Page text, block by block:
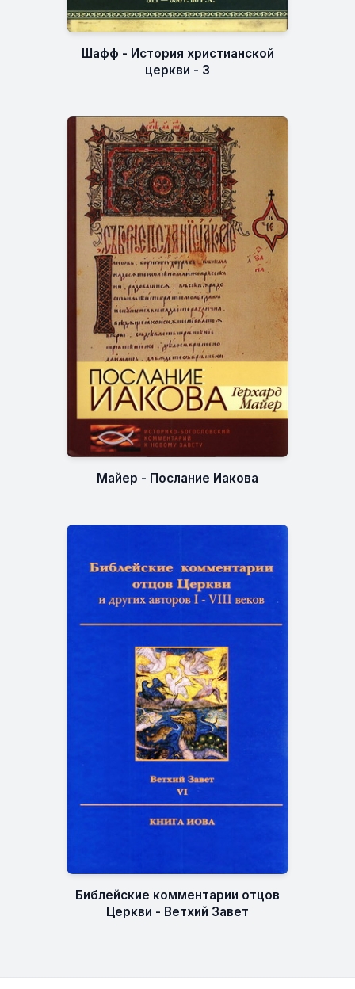
Шафф - История христианской
церкви - 3
Майер - Послание Иакова
Библейские комментарии отцов
Церкви - Ветхий Завет